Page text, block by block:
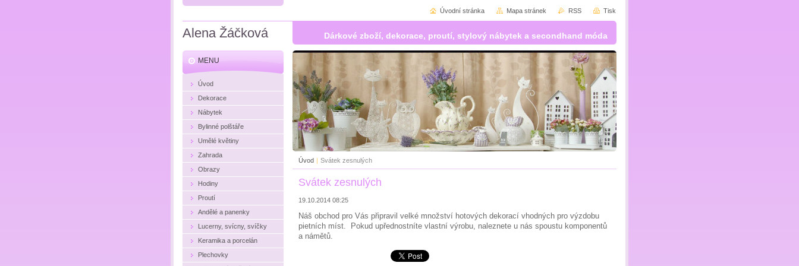
Alena Žáčková Dárkové zboží, dekorace, proutí, stylový nábytek a secondhand móda
Úvod | Svátek zesnulých
Svátek zesnulých
19.10.2014 08:25
Náš obchod pro Vás připravil velké množství hotových dekorací vhodných pro výzdobu
pietních míst. Pokud upřednostníte vlastní výrobu, naleznete u nás spoustu komponentů
a námětů.
MENU
Úvod
Dekorace
Nábytek
Bylinné polštáře
Umělé květiny
Zahrada
Obrazy
Hodiny
Proutí
Andělé a panenky
Lucerny, svícny, svíčky
Keramika a porcelán
Plechovky
Úvodní stránka Mapa stránek RSS Tisk